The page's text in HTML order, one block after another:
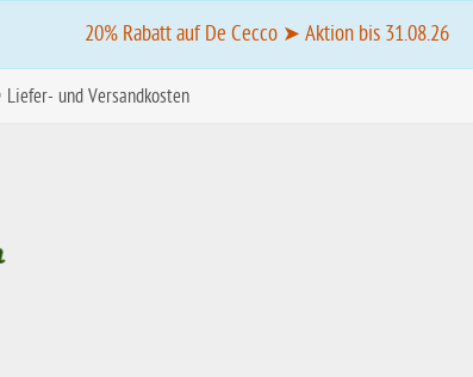
20% Rabatt auf De Cecco ➤ Aktion bis 31.08.26
Liefer- und Versandkosten